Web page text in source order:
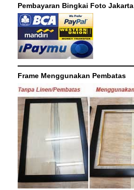
Pembayaran Bingkai Foto Jakarta
Frame Menggunakan Pembatas